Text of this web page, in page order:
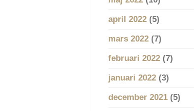
april 2022(5)
mars 2022(7)
februari 2022(7)
januari 2022(3)
december 2021(5)